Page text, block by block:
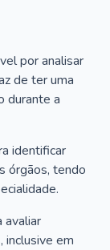
por analisar
de ter uma
durante a
identificar
órgãos, tendo
avaliar
inclusive em